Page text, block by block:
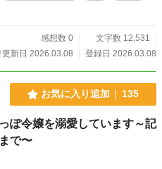
感想数 0
文字数 12,531
更新日 2026.03.08
登録日 2026.03.08
お気に入り追加 135
ぽ令嬢を溺愛しています～記
で〜